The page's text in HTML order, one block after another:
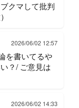
クマして批判
2026/06/02 12:57
を書いてるや
？/ ご意見は
2026/06/02 14:33